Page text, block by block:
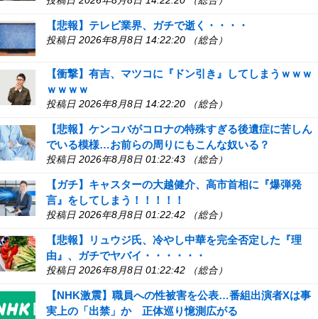
【悲報】テレビ業界、ガチで逝く・・・・
投稿日 2026年8月8日 14:22:20 （総合）
【衝撃】有吉、マツコに『ドン引き』してしまうｗｗｗ
ｗｗｗｗ
投稿日 2026年8月8日 14:22:20 （総合）
【悲報】ケンコバがコロナの特殊すぎる後遺症に苦しん
でいる模様…お前らの周りにもこんな奴いる？
投稿日 2026年8月8日 01:22:43 （総合）
【ガチ】キャスターの大越健介、高市首相に『爆弾発
言』をしてしまう！！！！！
投稿日 2026年8月8日 01:22:42 （総合）
【悲報】リュウジ氏、冷やし中華を完全否定した『理
由』、ガチでヤバイ・・・・・・
投稿日 2026年8月8日 01:22:42 （総合）
【NHK激震】職員への性被害を公表…番組出演者Xは事
実上の「出禁」か 正体巡り憶測広がる